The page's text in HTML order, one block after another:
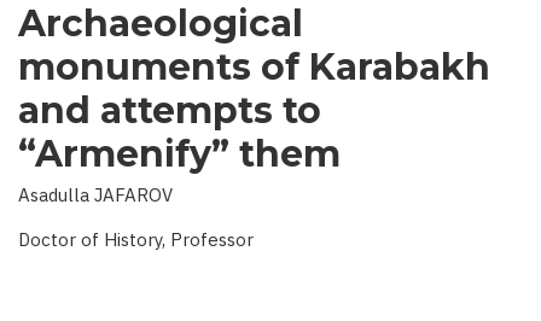
Archaeological
monuments of Karabakh
and attempts to
“Armenify” them
Asadulla JAFAROV
Doctor of History, Professor